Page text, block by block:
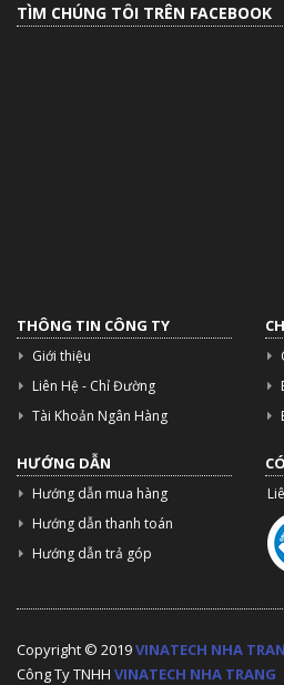
TÌM CHÚNG TÔI TRÊN FACEBOOK
THÔNG TIN CÔNG TY
Giới thiệu
Liên Hệ - Chỉ Đường
Tài Khoản Ngân Hàng
HƯỚNG DẪN
Hướng dẫn mua hàng
Hướng dẫn thanh toán
Hướng dẫn trả góp
Copyright © 2019VINATECH NHA
Công Ty TNHH VINATECH NHA TRANG